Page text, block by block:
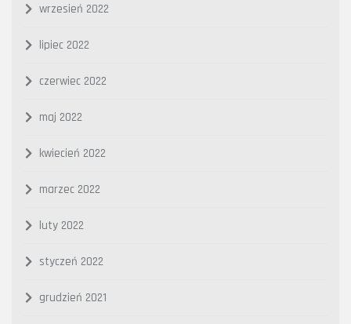
wrzesień 2022
lipiec 2022
czerwiec 2022
maj 2022
kwiecień 2022
marzec 2022
luty 2022
styczeń 2022
grudzień 2021